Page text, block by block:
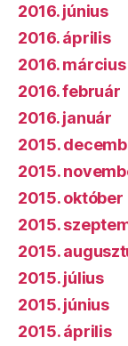
2016. június
2016. április
2016. március
2016. február
2016. január
2015.
2015.
2015. október
2015.
2015.
2015. július
2015. június
2015. április